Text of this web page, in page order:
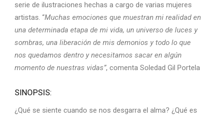
serie de ilustraciones hechas a cargo de varias mujeres
artistas. “Muchas emociones que muestran mi realidad en
una determinada etapa de mi vida, un universo de luces y
sombras, una liberación de mis demonios y todo lo que
nos quedamos dentro y necesitamos sacar en algún
momento de nuestras vidas”, comenta Soledad Gil Portela
SINOPSIS:
¿Qué se siente cuando se nos desgarra el alma? ¿Qué es